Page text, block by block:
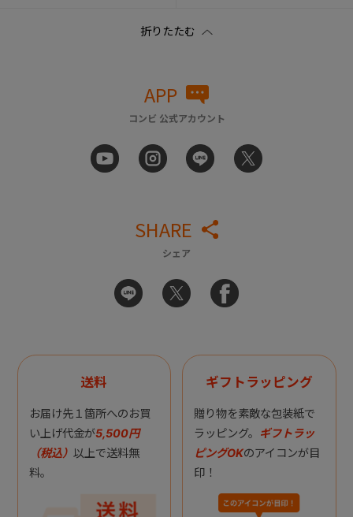
APP
コンビ 公式アカウント
SHARE
シェア
送料
お届け先１箇所へのお買
い上げ代金が5,500円
（税込） 以上で送料無
料。
ギフトラッピング
贈り物を素敵な包装紙で
ラッピング。 ギフトラッ
ピングOKのアイコンが目
印！